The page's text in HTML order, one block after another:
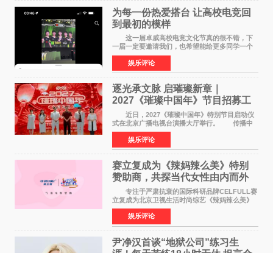
为每一份热爱搭台 让高校电竞回
到最初的模样
这一届卓威高校电竞文化节真的很不错，下
一届一定要邀请我们，也希望能给更多同学一个
来到现场的机会。 2026卓威高校电竞文化节
已经落下帷幕，在活动结束后，仍有不少高校电
竞社负责人和现
娱乐评论
逐光承文脉 启璀璨新章｜
2027《璀璨中国年》节目招募工
作圆满启动
近日，2027《璀璨中国年》特别节目启动仪
式在北京广播电视台演播大厅举行。 传播中
华优秀传统文化，弘扬纯正国风艺术，打造高规
格、高质感、正能量的文艺盛典，是璀璨中国年
矢志不渝的初心
娱乐评论
赛立复成为《辣妈辣么美》特别
赞助商，共探当代女性由内而外
活力美
专注于严肃抗衰的国际科研品牌CELFULL赛
立复成为北京卫视生活时尚综艺《辣妈辣么美》
的特别赞助商,明星辣妈袁咏仪倾情参与，向广大
都市女性传递健康生活新主张，寄语当代女性在
家庭与自我之间
娱乐评论
尹净汉首谈“地狱公司”练习生